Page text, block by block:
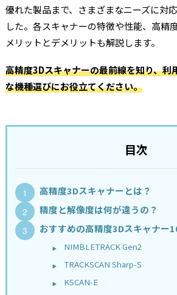
優れた製品まで、さまざまなニーズに対
した。各スキャナーの特徴や性能、高精
メリットとデメリットも解説します。
高精度3Dスキャナーの最前線を知り、利
な機種選びにお役立てください。
目次
高精度3Dスキャナーとは？
精度と解像度は何が違うの？
おすすめの高精度3Dスキャナー
NIMBLETRACK Gen2
TRACKSCAN Sharp-S
KSCAN-E